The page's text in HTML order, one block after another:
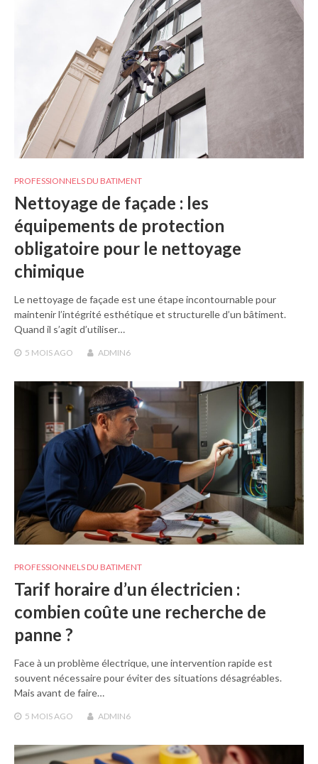
PROFESSIONNELS DU BATIMENT
Nettoyage de façade : les
équipements de protection
obligatoire pour le nettoyage
chimique
Le nettoyage de façade est une étape incontournable pour
maintenir l’intégrité esthétique et structurelle d’un bâtiment.
Quand il s’agit d’utiliser…
5 MOIS AGO ADMIN6
PROFESSIONNELS DU BATIMENT
Tarif horaire d’un électricien :
combien coûte une recherche de
panne ?
Face à un problème électrique, une intervention rapide est
souvent nécessaire pour éviter des situations désagréables.
Mais avant de faire…
5 MOIS AGO ADMIN6